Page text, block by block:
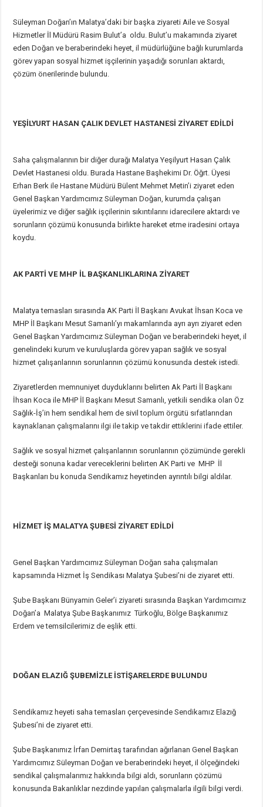
Süleyman Doğan’ın Malatya’daki bir başka ziyareti Aile ve Sosyal
Hizmetler İl Müdürü Rasim Bulut’a oldu. Bulut’u makamında ziyaret
eden Doğan ve beraberindeki heyet, il müdürlüğüne bağlı kurumlarda
görev yapan sosyal hizmet işçilerinin yaşadığı sorunları aktardı,
çözüm önerilerinde bulundu.
YEŞİLYURT HASAN ÇALIK DEVLET HASTANESİ ZİYARET EDİLDİ
Saha çalışmalarının bir diğer durağı Malatya Yeşilyurt Hasan Çalık
Devlet Hastanesi oldu. Burada Hastane Başhekimi Dr. Öğrt. Üyesi
Erhan Berk ile Hastane Müdürü Bülent Mehmet Metin’i ziyaret eden
Genel Başkan Yardımcımız Süleyman Doğan, kurumda çalışan
üyelerimiz ve diğer sağlık işçilerinin sıkıntılarını idarecilere aktardı ve
sorunların çözümü konusunda birlikte hareket etme iradesini ortaya
koydu.
AK PARTİ VE MHP İL BAŞKANLIKLARINA ZİYARET
Malatya temasları sırasında AK Parti İl Başkanı Avukat İhsan Koca ve
MHP İl Başkanı Mesut Samanlı’yı makamlarında ayrı ayrı ziyaret eden
Genel Başkan Yardımcımız Süleyman Doğan ve beraberindeki heyet, il
genelindeki kurum ve kuruluşlarda görev yapan sağlık ve sosyal
hizmet çalışanlarının sorunlarının çözümü konusunda destek istedi.
Ziyaretlerden memnuniyet duyduklarını belirten Ak Parti İl Başkanı
İhsan Koca ile MHP İl Başkanı Mesut Samanlı, yetkili sendika olan Öz
Sağlık-İş’in hem sendikal hem de sivil toplum örgütü sıfatlarından
kaynaklanan çalışmalarını ilgi ile takip ve takdir ettiklerini ifade ettiler.
Sağlık ve sosyal hizmet çalışanlarının sorunlarının çözümünde gerekli
desteği sonuna kadar vereceklerini belirten AK Parti ve MHP İl
Başkanları bu konuda Sendikamız heyetinden ayrıntılı bilgi aldılar.
HİZMET İŞ MALATYA ŞUBESİ ZİYARET EDİLDİ
Genel Başkan Yardımcımız Süleyman Doğan saha çalışmaları
kapsamında Hizmet İş Sendikası Malatya Şubesi’ni de ziyaret etti.
Şube Başkanı Bünyamin Geler’i ziyareti sırasında Başkan Yardımcımız
Doğan’a Malatya Şube Başkanımız Türkoğlu, Bölge Başkanımız
Erdem ve temsilcilerimiz de eşlik etti.
DOĞAN ELAZIĞ ŞUBEMİZLE İSTİŞARELERDE BULUNDU
Sendikamız heyeti saha temasları çerçevesinde Sendikamız Elazığ
Şubesi’ni de ziyaret etti.
Şube Başkanımız İrfan Demirtaş tarafından ağırlanan Genel Başkan
Yardımcımız Süleyman Doğan ve beraberindeki heyet, il ölçeğindeki
sendikal çalışmalarımız hakkında bilgi aldı, sorunların çözümü
konusunda Bakanlıklar nezdinde yapılan çalışmalarla ilgili bilgi verdi.